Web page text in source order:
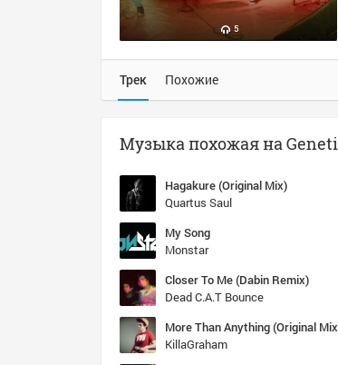
5
Трек Похожие
Музыка похожая на
Hagakure (Original Mix)
Quartus Saul
My Song
Monstar
Closer To Me (Dabin Remix)
Dead C.A.T Bounce
More Than Anything (Original
KillaGraham